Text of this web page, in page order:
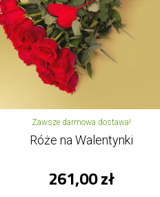
Zawsze darmowa dostawa!
Róże na Walentynki
261,00 zł